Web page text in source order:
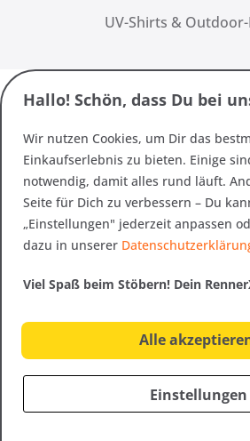
UV-Shirts &
Hallo! Schön, dass Du bei
Wir nutzen Cookies, um Dir das
Einkaufserlebnis zu bieten. Einige
notwendig, damit alles rund läuft.
Seite für Dich zu verbessern – Du
„Einstellungen" jederzeit anpassen
dazu in unserer
Viel Spaß beim Stöbern! Dein
Alle
Einstellungen